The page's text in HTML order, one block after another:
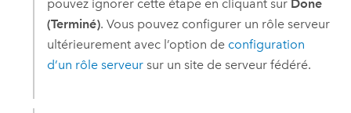
pouvez ignorer cette étape en cliquant sur Done
(Terminé). Vous pouvez configurer un rôle serveur
ultérieurement avec l’option de configuration
d’un rôle serveursur un site de serveur fédéré.